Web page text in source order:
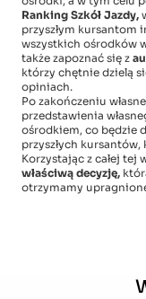
Ranking Szkół Jazdy,
przyszłym kursantom
wszystkich ośrodków
także zapoznać się z
którzy chętnie dzielą
opiniach.
Po zakończeniu
przedstawienia
ośrodkiem, co będzie
przyszłych
Korzystając z całej tej
właściwą decyzję,
otrzymamy